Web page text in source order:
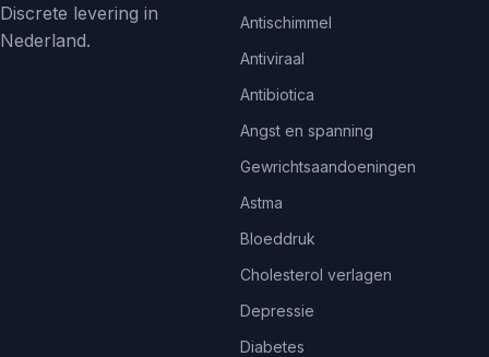
Discrete levering in
Nederland.
Antischimmel
Antiviraal
Antibiotica
Angst en spanning
Gewrichtsaandoeningen
Astma
Bloeddruk
Cholesterol verlagen
Depressie
Diabetes